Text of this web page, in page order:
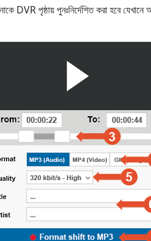
DVR পৃষ্ঠায় পুনঃনির্দেশিত করা হবে